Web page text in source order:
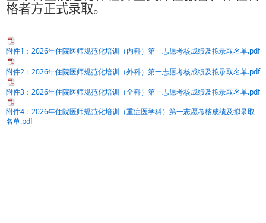
格者方正式录取。
附件1：2026年住院医师规范化培训（内科）第一志愿考核成绩及拟录取名单.pdf
附件2：2026年住院医师规范化培训（外科）第一志愿考核成绩及拟录取名单.pdf
附件3：2026年住院医师规范化培训（全科）第一志愿考核成绩及拟录取名单.pdf
附件4：2026年住院医师规范化培训（重症医学科）第一志愿考核成绩及拟录取
名单.pdf